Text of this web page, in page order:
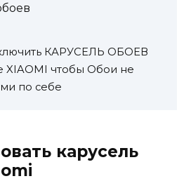
КАРУСЕЛЬ ОБОЕВ
XIAOMI чтобы Обои не
по себе
карусель